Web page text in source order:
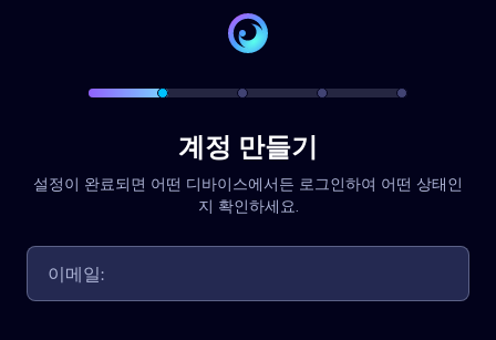
계정 만들기
설정이 완료되면 어떤 디바이스에서든 로그인하여 어떤 상태인
지 확인하세요.